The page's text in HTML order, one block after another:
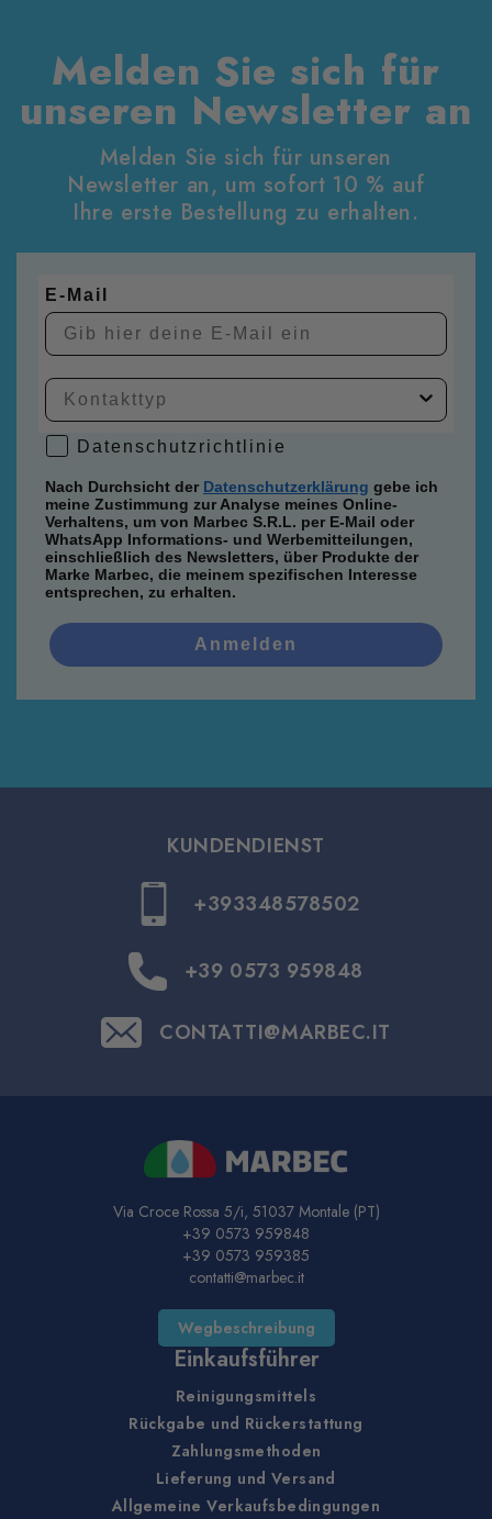
Melden Sie sich für
unseren Newsletter an
Melden Sie sich für unseren
Newsletter an, um sofort 10 % auf
Ihre erste Bestellung zu erhalten.
E-Mail
Datenschutzrichtlinie
Datenschutzrichtlinie
Nach Durchsicht der Datenschutzerklärung gebe ich
meine Zustimmung zur Analyse meines Online-
Verhaltens, um von Marbec S.R.L. per E-Mail oder
WhatsApp Informations- und Werbemitteilungen,
einschließlich des Newsletters, über Produkte der
Marke Marbec, die meinem spezifischen Interesse
entsprechen, zu erhalten.
Anmelden
KUNDENDIENST
+393348578502
+39 0573 959848
CONTATTI@MARBEC.IT
Via Croce Rossa 5/i, 51037 Montale (PT)
+39 0573 959848
+39 0573 959385
contatti@marbec.it
Wegbeschreibung
Einkaufsführer
Reinigungsmittels
Rückgabe und Rückerstattung
Zahlungsmethoden
Lieferung und Versand
Allgemeine Verkaufsbedingungen